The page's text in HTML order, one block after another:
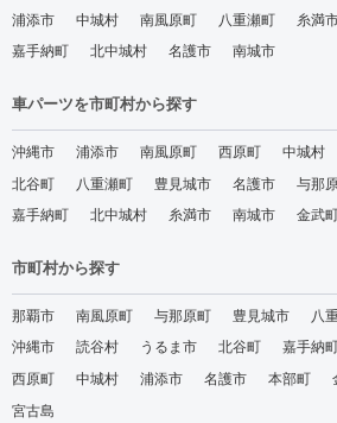
浦添市
中城村 南風原町 八重瀬町 糸満
嘉手納町
北中城村 名護市 南城市
車パーツを市町村から探す
沖縄市 浦添市 南風原町 西原町 中城村
北谷町
八重瀬町 豊見城市 名護市 与那
嘉手納町
北中城村 糸満市 南城市 金武
市町村から探す
那覇市 南風原町 与那原町 豊見城市 八
沖縄市
読谷村 うるま市 北谷町 嘉手納
西原町
中城村 浦添市 名護市 本部町
宮古島